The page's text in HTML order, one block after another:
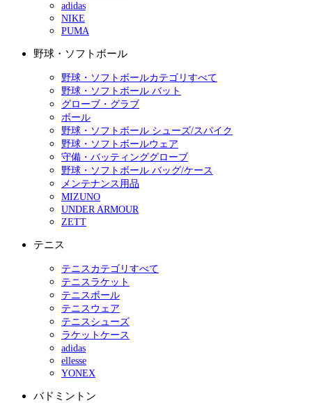
adidas
NIKE
PUMA
野球・ソフトボール
野球・ソフトボールカテゴリすべて
野球・ソフトボール バット
グローブ・グラブ
ボール
野球・ソフトボール シューズ/スパイク
野球・ソフトボールウェア
守備・バッティンググローブ
野球・ソフトボール バッグ/ケース
メンテナンス用品
MIZUNO
UNDER ARMOUR
ZETT
テニス
テニスカテゴリすべて
テニスラケット
テニスボール
テニスウェア
テニスシューズ
ラケットケース
adidas
ellesse
YONEX
バドミントン